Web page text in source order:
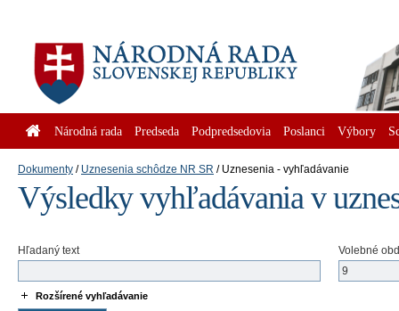
Národná rada Predseda Podpredsedovia Poslanci Výbory
Dokumenty Uznesenia schôdze NR SR Uznesenia - vyhľadávanie
Výsledky vyhľadávania v
Hľadaný text Volebné
Rozšírené vyhľadávanie